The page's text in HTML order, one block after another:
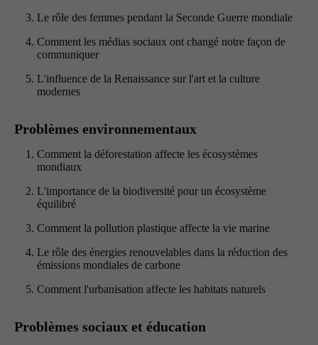
Le rôle des femmes pendant la Seconde Guerre mondiale
Comment les médias sociaux ont changé notre façon de
communiquer
L'influence de la Renaissance sur l'art et la culture
modernes
Problèmes environnementaux
Comment la déforestation affecte les écosystèmes
mondiaux
L'importance de la biodiversité pour un écosystème
équilibré
Comment la pollution plastique affecte la vie marine
Le rôle des énergies renouvelables dans la réduction des
émissions mondiales de carbone
Comment l'urbanisation affecte les habitats naturels
Problèmes sociaux et éducation